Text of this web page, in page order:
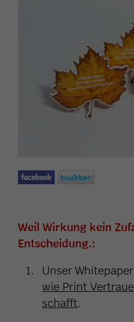
Weil Wirkung kein
Entscheidung.:
Unser
wie Print
schafft.